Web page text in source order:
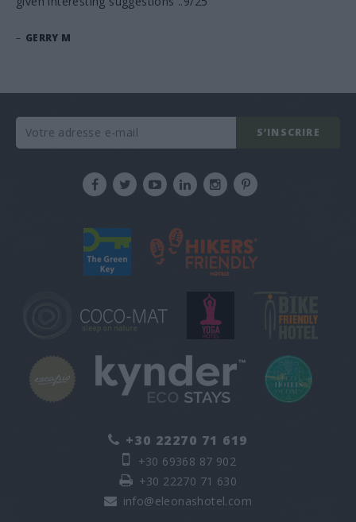
– GERRY M
S’INSCRIRE
+30 22270 71 619
+30 69368 87 902
+30 22270 71 630
info@eleonashotel.com